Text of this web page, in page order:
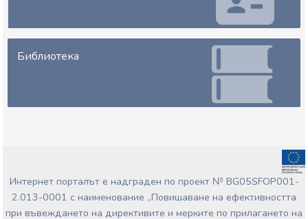
Библиотека
Интернет порталът е надграден по проект № BG05SFOP001-
2.013-0001 с наименование „Повишаване на ефективността
при въвеждането на директивите и мерките по прилагането на